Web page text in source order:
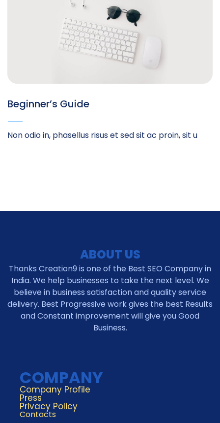
Beginner’s Guide
Non odio in, phasellus risus et sed sit ac proin, sit u
ABOUT US
Thanks Creation9 is one of the Best SEO Company in
India. We help businesses to take the next level. We
believe in business satisfaction and quality service
delivery. Best Progressive work gives the best Results
and Constant improvement will give you Good
Business.
COMPANY
Company Profile
Press
Privacy Policy
Contacts